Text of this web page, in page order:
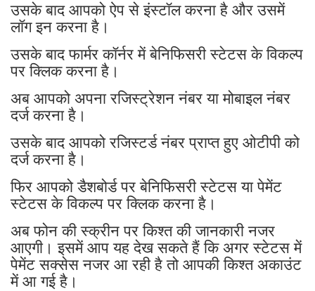
उसके बाद आपको ऐप से इंस्टॉल करना है और उसमें
लॉग इन करना है।
उसके बाद फार्मर कॉर्नर में बेनिफिसरी स्टेटस के विकल्प
पर क्लिक करना है।
अब आपको अपना रजिस्ट्रेशन नंबर या मोबाइल नंबर
दर्ज करना है।
उसके बाद आपको रजिस्टर्ड नंबर प्राप्त हुए ओटीपी को
दर्ज करना है।
फिर आपको डैशबोर्ड पर बेनिफिसरी स्टेटस या पेमेंट
स्टेटस के विकल्प पर क्लिक करना है।
अब फोन की स्क्रीन पर किश्त की जानकारी नजर
आएगी। इसमें आप यह देख सकते हैं कि अगर स्टेटस में
पेमेंट सक्सेस नजर आ रही है तो आपकी किश्त अकाउंट
में आ गई है।